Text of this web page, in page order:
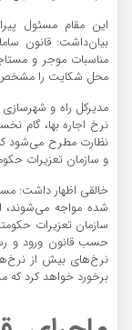
این مقام مسئول
مناسبات موجر و
محل شکایت را
مدیرکل راه و
نرخ اجاره بها، گام
نظارت مطرح می‌شود که
و سازمان تعزیرات
خالقی اظهار داشت:
شده مواجه می‌شوند،
سازمان تعزیرات
حسب قانون ورود و
نرخ‌های بیش از
برخورد خواهد کرد